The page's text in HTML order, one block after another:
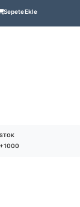
Sepete Ekle
STOK
+1000